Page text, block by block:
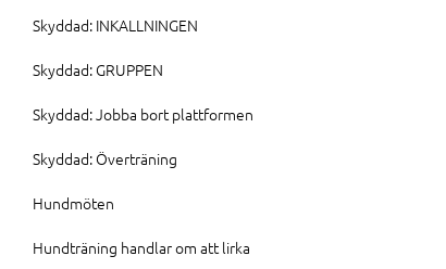
Skyddad: INKALLNINGEN
Skyddad: GRUPPEN
Skyddad: Jobba bort plattformen
Skyddad: Överträning
Hundmöten
Hundträning handlar om att lirka